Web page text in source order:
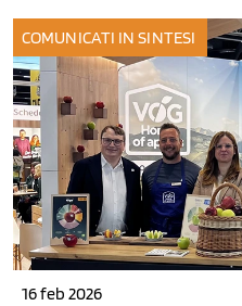
COMUNICATI IN SINTESI
16 feb 2026